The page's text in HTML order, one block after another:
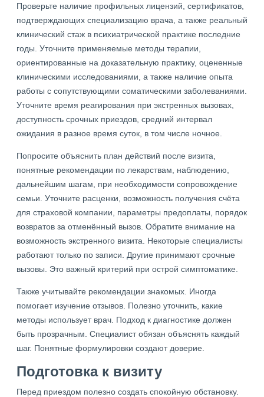
Проверьте наличие профильных лицензий, сертификатов,
подтверждающих специализацию врача, а также реальный
клинический стаж в психиатрической практике последние
годы. Уточните применяемые методы терапии,
ориентированные на доказательную практику, оцененные
клиническими исследованиями, а также наличие опыта
работы с сопутствующими соматическими заболеваниями.
Уточните время реагирования при экстренных вызовах,
доступность срочных приездов, средний интервал
ожидания в разное время суток, в том числе ночное.
Попросите объяснить план действий после визита,
понятные рекомендации по лекарствам, наблюдению,
дальнейшим шагам, при необходимости сопровождение
семьи. Уточните расценки, возможность получения счёта
для страховой компании, параметры предоплаты, порядок
возвратов за отменённый вызов. Обратите внимание на
возможность экстренного визита. Некоторые специалисты
работают только по записи. Другие принимают срочные
вызовы. Это важный критерий при острой симптоматике.
Также учитывайте рекомендации знакомых. Иногда
помогает изучение отзывов. Полезно уточнить, какие
методы использует врач. Подход к диагностике должен
быть прозрачным. Специалист обязан объяснять каждый
шаг. Понятные формулировки создают доверие.
Подготовка к визиту
Перед приездом полезно создать спокойную обстановку.